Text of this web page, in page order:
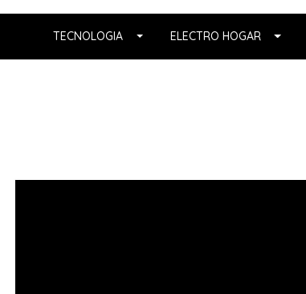
TECNOLOGIA ELECTRO HOGAR